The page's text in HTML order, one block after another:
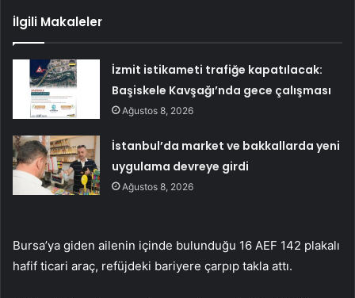
İlgili Makaleler
İzmit istikameti trafiğe kapatılacak:
Başiskele Kavşağı’nda gece çalışması
Ağustos 8, 2026
İstanbul’da market ve bakkallarda yeni
uygulama devreye girdi
Ağustos 8, 2026
Bursa’ya giden ailenin içinde bulunduğu 16 AEF 142 plakalı
hafif ticari araç, refüjdeki bariyere çarpıp takla attı.